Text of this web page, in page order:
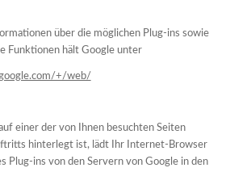
über die möglichen Plug-ins sowie
Funktionen hält Google unter
+/web/
einer der von Ihnen besuchten Seiten
hinterlegt ist, lädt Ihr Internet-Browser
Plug-ins von den Servern von Google in den